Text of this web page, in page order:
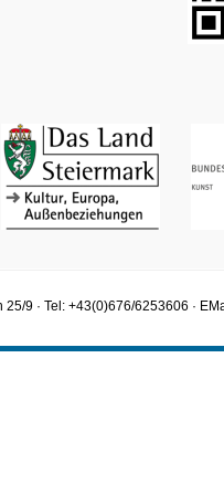
9 · Tel: +43(0)676/6253606 ·